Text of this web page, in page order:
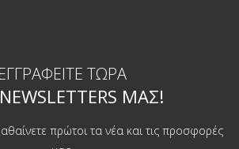
ΕΓΓΡΑΦΕΊΤΕ ΤΏΡΑ
ΜΑΣ!
πρώτοι τα νέα και τις προσφορές